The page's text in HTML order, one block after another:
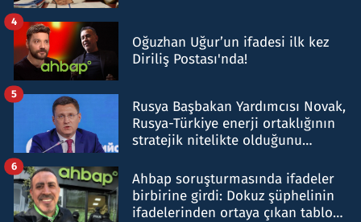
Oğuzhan Uğur’un ifadesi ilk kez
Diriliş Postası'nda!
4
Rusya Başbakan Yardımcısı Novak,
Rusya-Türkiye enerji ortaklığının
stratejik nitelikte olduğunu
5
Ahbap soruşturmasında ifadeler
birbirine girdi: Dokuz şüphelinin
ifadelerinden ortaya çıkan tablo
6